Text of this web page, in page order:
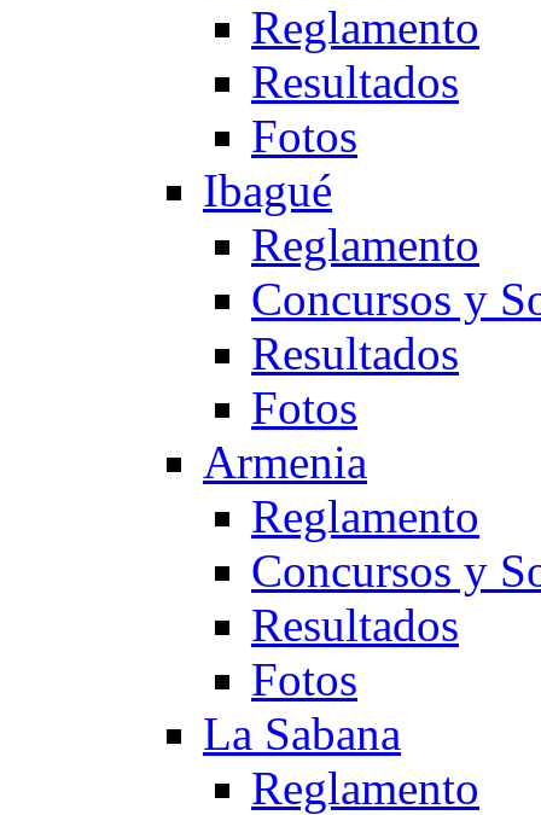
Reglamento
Resultados
Fotos
Ibagué
Reglamento
Concursos y
Resultados
Fotos
Armenia
Reglamento
Concursos y
Resultados
Fotos
La Sabana
Reglamento